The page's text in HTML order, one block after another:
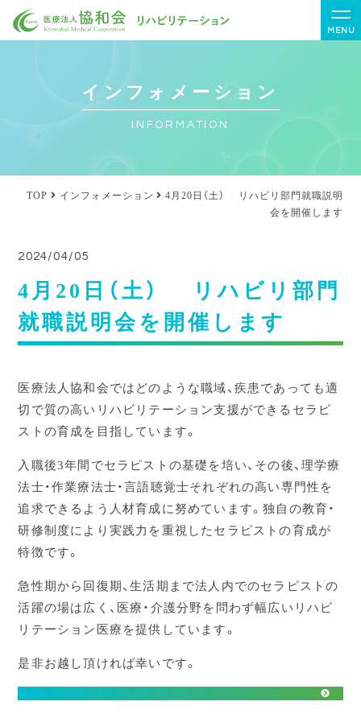
MENU
インフォメーション
INFORMATION
TOP インフォメーション
4月20日（土） リハビリ部門就職説明
会を開催します
2024/04/05
4月20日（土） リハビリ部門
就職説明会を開催します
医療法人協和会ではどのような職域、疾患であっても適
切で質の高いリハビリテーション支援ができるセラピ
ストの育成を目指しています。
入職後3年間でセラピストの基礎を培い、その後、理学療
法士・作業療法士・言語聴覚士それぞれの高い専門性を
追求できるよう人材育成に努めています。独自の教育・
研修制度により実践力を重視したセラピストの育成が
特徴です。
急性期から回復期、生活期まで法人内でのセラピストの
活躍の場は広く、医療・介護分野を問わず幅広いリハビ
リテーション医療を提供しています。
是非お越し頂ければ幸いです。